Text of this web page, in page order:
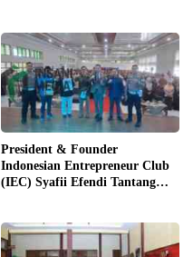
President & Founder
Indonesian Entrepreneur Club
(IEC) Syafii Efendi Tantang